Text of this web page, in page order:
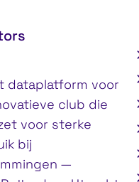
dataplatform voor
club die
voor sterke
bij
—